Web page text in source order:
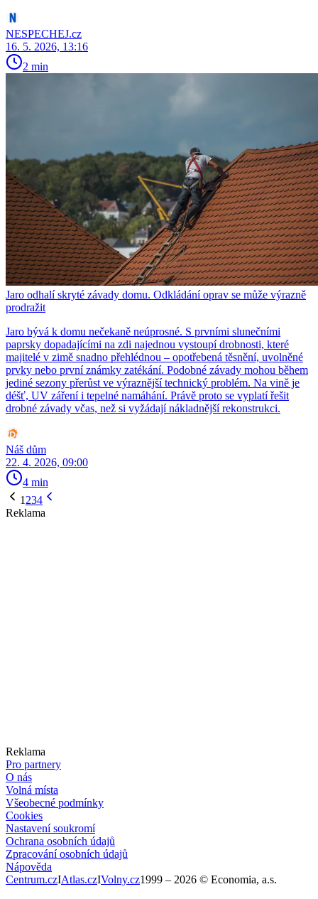
NESPECHEJ.cz
16. 5. 2026, 13:16
2 min
Jaro odhalí skryté závady domu. Odkládání oprav se může výrazně
prodražit
Jaro bývá k domu nečekaně neúprosné. S prvními slunečními
paprsky dopadajícími na zdi najednou vystoupí drobnosti, které
majitelé v zimě snadno přehlédnou – opotřebená těsnění, uvolněné
prvky nebo první známky zatékání. Podobné závady mohou během
jediné sezony přerůst ve výraznější technický problém. Na vině je
déšť, UV záření i tepelné namáhání. Právě proto se vyplatí řešit
drobné závady včas, než si vyžádají nákladnější rekonstrukci.
Náš dům
22. 4. 2026, 09:00
4 min
1 234
Reklama
Reklama
Pro partnery
O nás
Volná místa
Všeobecné podmínky
Cookies
Nastavení soukromí
Ochrana osobních údajů
Zpracování osobních údajů
Nápověda
Centrum.czIAtlas.czIVolny.cz1999 – 2026 © Economia, a.s.